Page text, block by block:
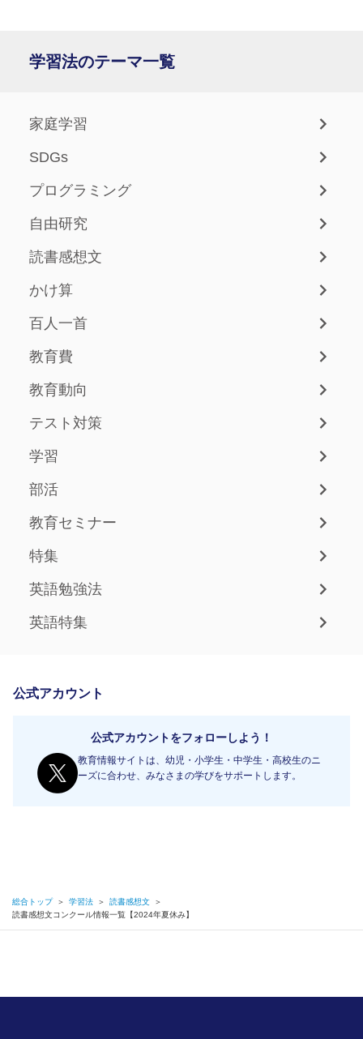
学習法のテーマ一覧
家庭学習
SDGs
プログラミング
自由研究
読書感想文
かけ算
百人一首
教育費
教育動向
テスト対策
学習
部活
教育セミナー
特集
英語勉強法
英語特集
公式アカウント
公式アカウントをフォローしよう！
教育情報サイトは、幼児・小学生・中学生・高校生のニ
ーズに合わせ、みなさまの学びをサポートします。
総合トップ ＞ 学習法 ＞ 読書感想文
＞
読書感想文コンクール情報一覧【2024年夏休み】